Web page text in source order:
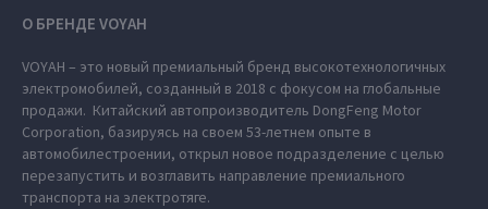
О БРЕНДЕ VOYAH
VOYAH – это новый премиальный бренд высокотехнологичных
электромобилей, созданный в 2018 с фокусом на глобальные
продажи. Китайский автопроизводитель DongFeng Motor
Corporation, базируясь на своем 53-летнем опыте в
автомобилестроении, открыл новое подразделение с целью
перезапустить и возглавить направление премиального
транспорта на электротяге.